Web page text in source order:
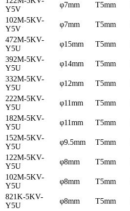
Y5V
φ7mm T5mm
102M-5KV-
Y5V
φ7mm T5mm
472M-5KV-
Y5U
φ15mm T5mm
392M-5KV-
Y5U
φ14mm T5mm
332M-5KV-
Y5U
φ12mm T5mm
222M-5KV-
Y5U
φ11mm T5mm
182M-5KV-
Y5U
φ11mm T5mm
152M-5KV-
Y5U
φ9.5mm T5mm
122M-5KV-
Y5U
φ8mm T5mm
102M-5KV-
Y5U
φ8mm T5mm
821K-5KV-
Y5U
φ8mm T5mm